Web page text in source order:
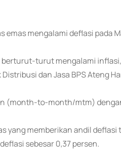
emas mengalami deflasi pada
berturut-turut mengalami
dan Jasa BPS Ateng
(month-to-month/mtm)
yang memberikan andil
sebesar 0,37 persen.